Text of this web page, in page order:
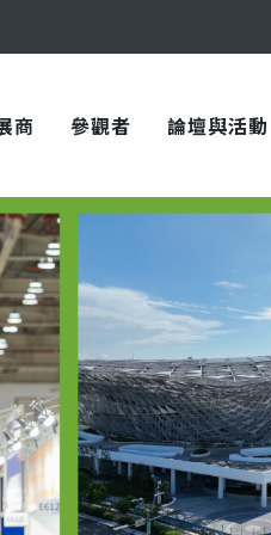
商 參觀者 論壇與活動